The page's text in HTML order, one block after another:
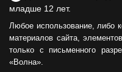
младше 12 лет.
Любое использование, либо
материалов сайта,
только с письменного
«Волна».